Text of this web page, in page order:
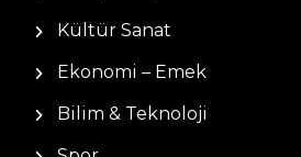
Kültür Sanat
Ekonomi – Emek
Bilim & Teknoloji